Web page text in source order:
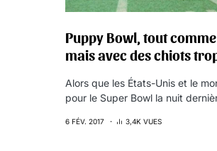
Puppy Bowl, tout
mais avec des chiots
Alors que les États-Unis et le
pour le Super Bowl la nuit
6 FÉV. 2017 3,4K VUES